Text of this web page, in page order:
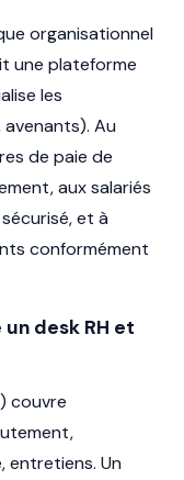
organisationnel
une plateforme
les
Au
de paie de
aux salariés
et à
conformément
desk RH et
couvre
entretiens. Un